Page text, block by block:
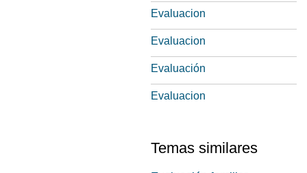
Evaluacion
Evaluacion
Evaluación
Evaluacion
Temas similares